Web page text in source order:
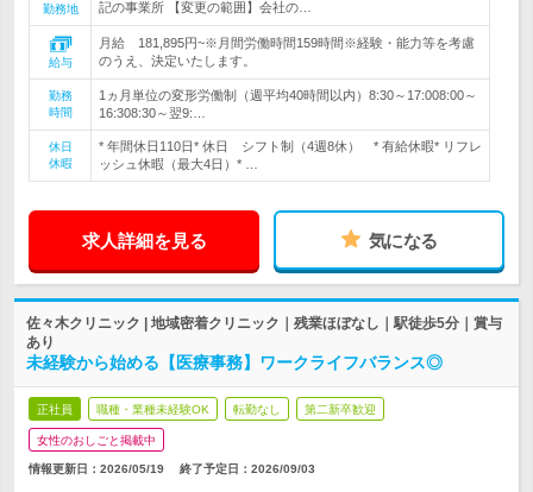
勤務地 記の事業所 【変更の範囲】会社の…
給与
月給 181,895円~※月間労働時間159時間※経験・能力等を考慮
のうえ、決定いたします。
勤務
時間
1ヵ月単位の変形労働制（週平均40時間以内）8:30～17:008:00～
16:308:30～翌9:…
休日
休暇
* 年間休日110日* 休日 シフト制（4週8休） * 有給休暇* リフレ
ッシュ休暇（最大4日）* …
求人詳細を見る 気になる
佐々木クリニック | 地域密着クリニック｜残業ほぼなし｜駅徒歩5分｜賞与
あり
未経験から始める【医療事務】ワークライフバランス◎
正社員 職種・業種未経験OK 転勤なし 第二新卒歓迎
女性のおしごと掲載中
情報更新日：2026/05/19 終了予定日： 2026/09/03